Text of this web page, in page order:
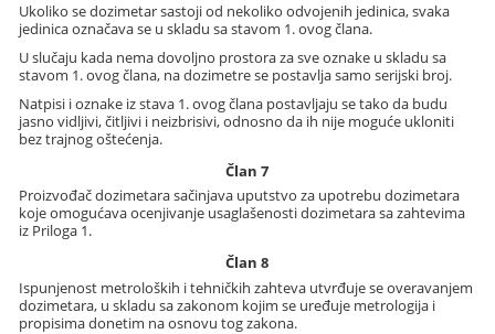
Ukoliko se dozimetar sastoji od nekoliko odvojenih jedinica, svaka
jedinica označava se u skladu sa stavom 1. ovog člana.
U slučaju kada nema dovoljno prostora za sve oznake u skladu sa
stavom 1. ovog člana, na dozimetre se postavlja samo serijski broj.
Natpisi i oznake iz stava 1. ovog člana postavljaju se tako da budu
jasno vidljivi, čitljivi i neizbrisivi, odnosno da ih nije moguće ukloniti
bez trajnog oštećenja.
Član 7
Proizvođač dozimetara sačinjava uputstvo za upotrebu dozimetara
koje omogućava ocenjivanje usaglašenosti dozimetara sa zahtevima
iz Priloga 1.
Član 8
Ispunjenost metroloških i tehničkih zahteva utvrđuje se overavanjem
dozimetara, u skladu sa zakonom kojim se uređuje metrologija i
propisima donetim na osnovu tog zakona.